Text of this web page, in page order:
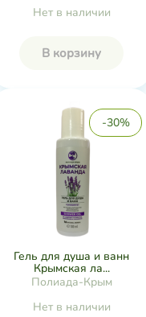
Нет в наличии
В корзину
-30%
Гель для душа и ванн
Крымская ла...
Полиада-Крым
Нет в наличии